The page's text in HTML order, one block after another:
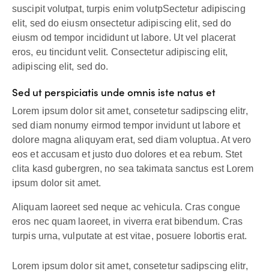
suscipit volutpat, turpis enim volutpSectetur adipiscing
elit, sed do eiusm onsectetur adipiscing elit, sed do
eiusm od tempor incididunt ut labore. Ut vel placerat
eros, eu tincidunt velit. Consectetur adipiscing elit,
adipiscing elit, sed do.
Sed ut perspiciatis unde omnis iste natus et
Lorem ipsum dolor sit amet, consetetur sadipscing elitr,
sed diam nonumy eirmod tempor invidunt ut labore et
dolore magna aliquyam erat, sed diam voluptua. At vero
eos et accusam et justo duo dolores et ea rebum. Stet
clita kasd gubergren, no sea takimata sanctus est Lorem
ipsum dolor sit amet.
Aliquam laoreet sed neque ac vehicula. Cras congue
eros nec quam laoreet, in viverra erat bibendum. Cras
turpis urna, vulputate at est vitae, posuere lobortis erat.
Lorem ipsum dolor sit amet, consetetur sadipscing elitr,